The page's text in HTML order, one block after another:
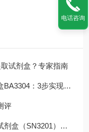
试剂盒？专家指南
步实现＞90%碎片清除率
评
）深度解析
电话咨询